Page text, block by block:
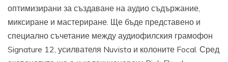
оптимизирани за създаване на аудио съдържание,
миксиране и мастериране. Ще бъде представено и
специално съчетание между аудиофилския грамофон
Signature 12, усилвателя Nuvista и колоните Focal. Сред